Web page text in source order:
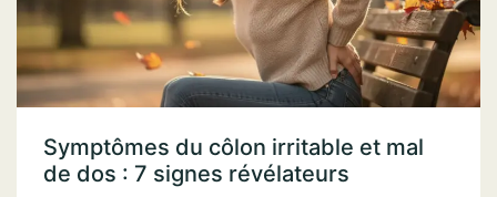
Symptômes du côlon irritable et mal
de dos : 7 signes révélateurs